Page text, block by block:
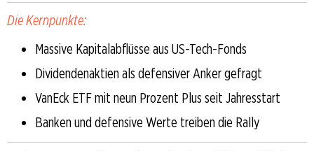
Die Kernpunkte:
Massive Kapitalabflüsse aus US-Tech-Fonds
Dividendenaktien als defensiver Anker gefragt
VanEck ETF mit neun Prozent Plus seit Jahresstart
Banken und defensive Werte treiben die Rally